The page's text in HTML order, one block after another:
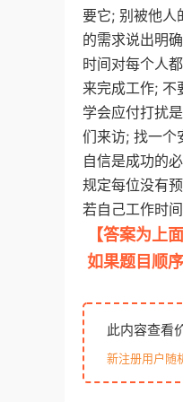
要它; 别被他人
的需求说出明
时间对每个人
来完成工作; 不
学会应付打扰
们来访; 找一个
自信是成功的
规定每位没有
若自己工作时
【答案为上
如果题目顺
此内容查看
新注册用户随